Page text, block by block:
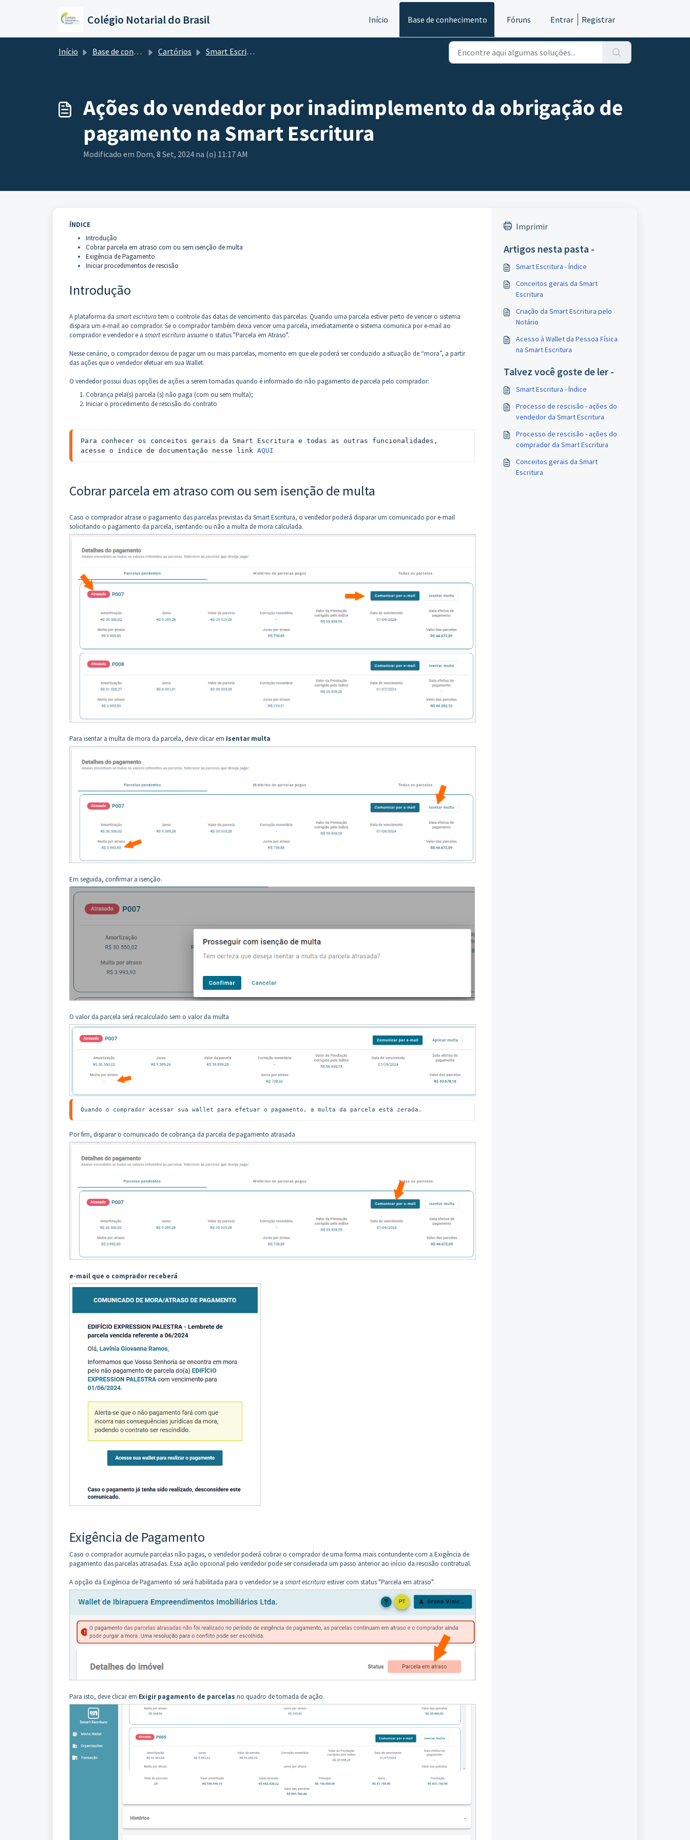
Colégio Notarial do Brasil Início Base de conhecimento Fóruns Entrar Registrar
Início Base de conhecimento Cartórios Smart Escritura
Ações do vendedor por inadimplemento da obrigação de
pagamento na Smart Escritura
Modificado em Dom, 8 Set, 2024 na (o) 11:17 AM
ÍNDICE
Introdução
Cobrar parcela em atraso com ou sem isenção de multa
Exigência de Pagamento
Iniciar procedimentos de rescisão
Introdução
A plataforma da smart escrituratem o controle das datas de vencimento das parcelas. Quando uma parcela estiver perto de vencer o sistema
dispara um e-mail ao comprador. Se o comprador também deixa vencer uma parcela, imediatamente o sistema comunica por e-mail ao
comprador e vendedor e a smart escritura assume o status "Parcela em Atraso".
Nesse cenário, o comprador deixou de pagar um ou mais parcelas, momento em que ele poderá ser conduzido a situação de “mora”, a partir
das ações que o vendedor efetuar em sua Wallet.
O vendedor possui duas opções de ações a serem tomadas quando é informado do não pagamento de parcela pelo comprador:
Cobrança pela(s) parcela (s) não paga (com ou sem multa);
Iniciar o procedimento de rescisão do contrato
Para conhecer os conceitos gerais da Smart Escritura e todas as outras funcionalidades,
acesse o índice de documentação nesse link AQUI
Cobrar parcela em atraso com ou sem isenção de multa
Caso o comprador atrase o pagamento das parcelas previstas da Smart Escritura, o vendedor poderá disparar um comunicado por e-mail
solicitando o pagamento da parcela, isentando ou não a multa de mora calculada.
Para isentar a multa de mora da parcela, deve clicar em Isentar multa
Em seguida, confirmar a isenção.
O valor da parcela será recalculado sem o valor da multa
Quando o comprador acessar sua wallet para efetuar o pagamento, a multa da parcela está zerada.
Por fim, disparar o comunicado de cobrança da parcela de pagamento atrasada
e-mail que o comprador receberá
Exigência de Pagamento
Caso o comprador acumule parcelas não pagas, o vendedor poderá cobrar o comprador de uma forma mais contundente com a Exigência de
pagamento das parcelas atrasadas. Essa ação opcional pelo vendedor pode ser considerada um passo anterior ao início da rescisão contratual.
A opção da Exigência de Pagamento só será habilitada para o vendedor se a smart escrituraestiver com status "Parcela em atraso".
Para isto, deve clicar em Exigir pagamento de parcelas no quadro de tomada de ação.
Imprimir
Artigos nesta pasta -
Smart Escritura - Índice
Conceitos gerais da Smart
Escritura
Criação da Smart Escritura pelo
Notário
Acesso à Wallet da Pessoa Física
na Smart Escritura
Talvez você goste de ler -
Smart Escritura - Índice
Processo de rescisão - ações do
vendedor da Smart Escritura
Processo de rescisão - ações do
comprador da Smart Escritura
Conceitos gerais da Smart
Escritura